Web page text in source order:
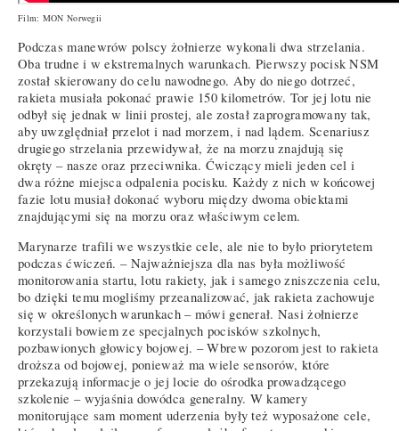
Film: MON Norwegii
Podczas manewrów polscy żołnierze wykonali dwa strzelania.
Oba trudne i w ekstremalnych warunkach. Pierwszy pocisk NSM
został skierowany do celu nawodnego. Aby do niego dotrzeć,
rakieta musiała pokonać prawie 150 kilometrów. Tor jej lotu nie
odbył się jednak w linii prostej, ale został zaprogramowany tak,
aby uwzględniał przelot i nad morzem, i nad lądem. Scenariusz
drugiego strzelania przewidywał, że na morzu znajdują się
okręty – nasze oraz przeciwnika. Ćwiczący mieli jeden cel i
dwa różne miejsca odpalenia pocisku. Każdy z nich w końcowej
fazie lotu musiał dokonać wyboru między dwoma obiektami
znajdującymi się na morzu oraz właściwym celem.
Marynarze trafili we wszystkie cele, ale nie to było priorytetem
podczas ćwiczeń. – Najważniejsza dla nas była możliwość
monitorowania startu, lotu rakiety, jak i samego zniszczenia celu,
bo dzięki temu mogliśmy przeanalizować, jak rakieta zachowuje
się w określonych warunkach – mówi generał. Nasi żołnierze
korzystali bowiem ze specjalnych pocisków szkolnych,
pozbawionych głowicy bojowej. – Wbrew pozorom jest to rakieta
droższa od bojowej, ponieważ ma wiele sensorów, które
przekazują informacje o jej locie do ośrodka prowadzącego
szkolenie – wyjaśnia dowódca generalny. W kamery
monitorujące sam moment uderzenia były też wyposażone cele,